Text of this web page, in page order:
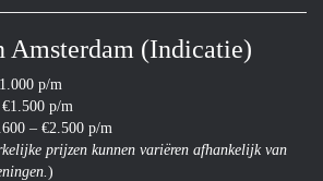
Amsterdam (Indicatie)
p/m
p/m
– €2.500 p/m
prijzen kunnen variëren afhankelijk van
)